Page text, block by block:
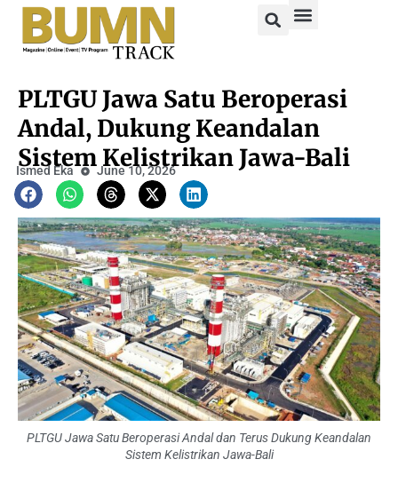
PLTGU Jawa Satu Beroperasi
Andal, Dukung Keandalan
Sistem Kelistrikan Jawa-Bali
Ismed Eka June 10, 2026
PLTGU Jawa Satu Beroperasi Andal dan Terus Dukung Keandalan
Sistem Kelistrikan Jawa-Bali